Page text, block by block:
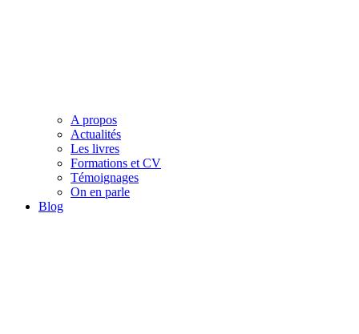
A propos
Actualités
Les livres
Formations et CV
Témoignages
On en parle
Blog